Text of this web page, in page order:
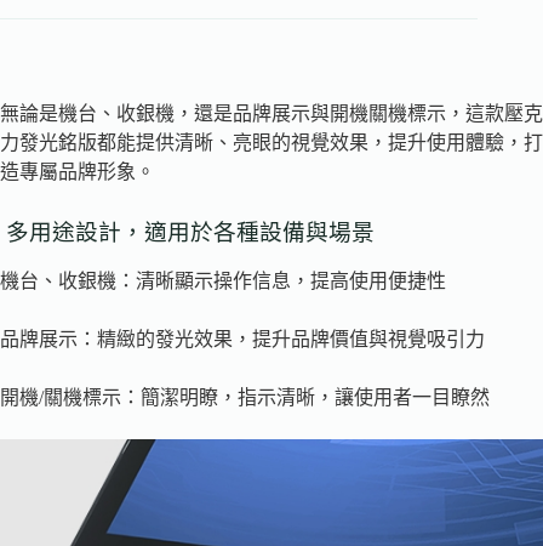
無論是機台、收銀機，還是品牌展示與開機關機標示，這款壓克
力發光銘版都能提供清晰、亮眼的視覺效果，提升使用體驗，打
造專屬品牌形象。
多用途設計，適用於各種設備與場景
機台、收銀機：清晰顯示操作信息，提高使用便捷性
品牌展示：精緻的發光效果，提升品牌價值與視覺吸引力
開機/關機標示：簡潔明瞭，指示清晰，讓使用者一目瞭然